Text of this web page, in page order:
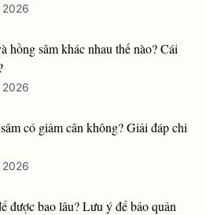
2026
hồng sâm khác nhau thế nào? Cái
2026
có giảm cân không? Giải đáp chi
2026
được bao lâu? Lưu ý để bảo quản